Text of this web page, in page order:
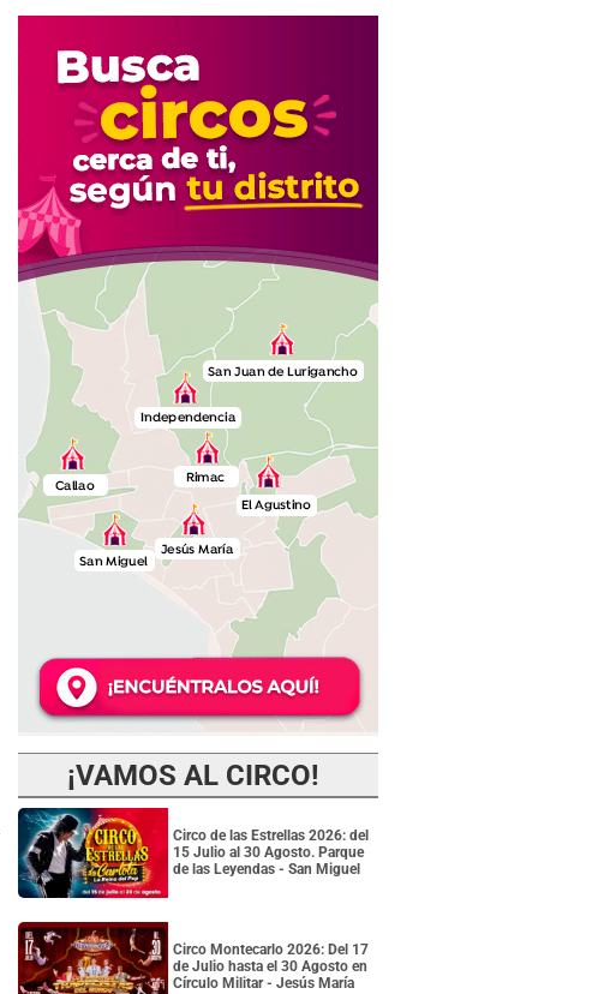
¡VAMOS AL CIRCO!
Circo de las Estrellas 2026: del
15 Julio al 30 Agosto. Parque
de las Leyendas - San Miguel
Circo Montecarlo 2026: Del 17
de Julio hasta el 30 Agosto en
Círculo Militar - Jesús María